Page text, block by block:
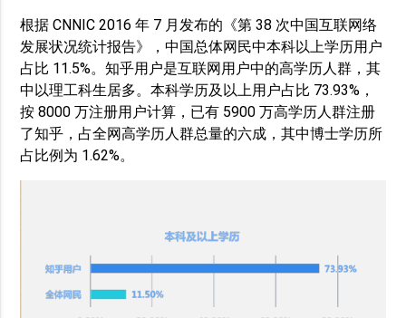
根据 CNNIC 2016 年 7 月发布的《第 38 次中国互联网络
发展状况统计报告》，中国总体网民中本科以上学历用户
占比 11.5%。知乎用户是互联网用户中的高学历人群，其
中以理工科生居多。本科学历及以上用户占比 73.93%，
按 8000 万注册用户计算，已有 5900 万高学历人群注册
了知乎，占全网高学历人群总量的六成，其中博士学历所
占比例为 1.62%。